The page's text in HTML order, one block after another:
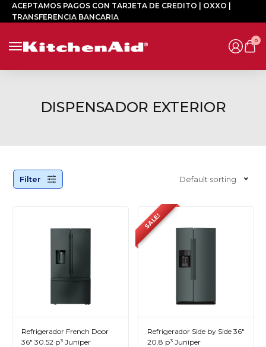
ACEPTAMOS PAGOS CON TARJETA DE CREDITO | OXXO |
TRANSFERENCIA BANCARIA
0
DISPENSADOR EXTERIOR
Filter Default sorting
Refrigerador French Door
36" 30.52 p³ Juniper
SALE!
Refrigerador Side by Side 36"
20.8 p³ Juniper